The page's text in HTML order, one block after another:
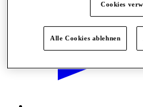
Cookies
Alle Cookies ablehnen